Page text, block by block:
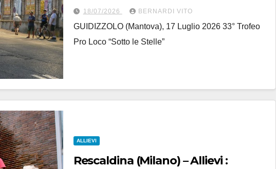
Trofeo Pro Loco” e tanti
Giovanissimi, Esordienti e Allievi di
entrambi i sessi
18/07/2026 BERNARDI VITO
GUIDIZZOLO (Mantova), 17 Luglio 2026 33° Trofeo
Pro Loco “Sotto le Stelle”
ALLIEVI
Rescaldina (Milano) – Allievi :